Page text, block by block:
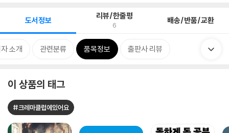
도서정보 리뷰/한줄평
6 배송/반품/교환
소개 관련분류 품목정보 출판사 리뷰
이 상품의 태그
#크레마클럽에있어요